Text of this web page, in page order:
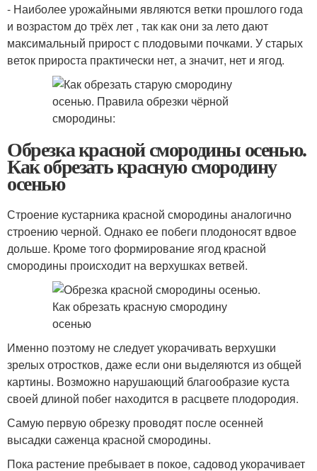
- Наиболее урожайными являются ветки прошлого года
и возрастом до трёх лет , так как они за лето дают
максимальный прирост с плодовыми почками. У старых
веток прироста практически нет, а значит, нет и ягод.
Обрезка красной смородины осенью.
Как обрезать красную смородину
осенью
Строение кустарника красной смородины аналогично
строению черной. Однако ее побеги плодоносят вдвое
дольше. Кроме того формирование ягод красной
смородины происходит на верхушках ветвей.
Именно поэтому не следует укорачивать верхушки
зрелых отростков, даже если они выделяются из общей
картины. Возможно нарушающий благообразие куста
своей длиной побег находится в расцвете плодородия.
Самую первую обрезку проводят после осенней
высадки саженца красной смородины.
Пока растение пребывает в покое, садовод укорачивает